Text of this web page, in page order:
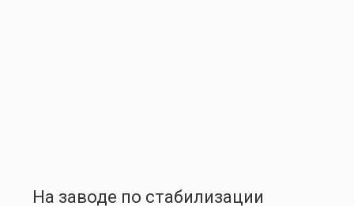
На заводе по стабилизации